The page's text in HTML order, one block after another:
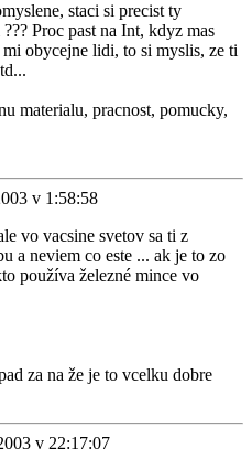
staci si precist ty
Proc past na Int, kdyz mas
obycejne lidi, to si myslis, ze ti
materialu, pracnost, pomucky,
v 1:58:58
vo vacsine svetov sa ti z
a neviem co este ... ak je to zo
používa železné mince vo
za na že je to vcelku dobre
v 22:17:07